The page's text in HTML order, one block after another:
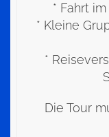
* Fahrt
* Kleine
*
Die Tour